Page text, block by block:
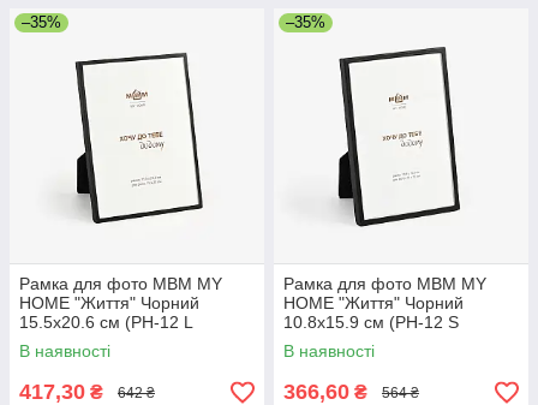
–35%
Рамка для фото МВМ MY
HOME "Життя" Чорний
15.5х20.6 см (PH-12 L
BLACK)
В наявності
417,30 ₴ 642 ₴
–35%
Рамка для фото МВМ MY
HOME "Життя" Чорний
10.8х15.9 см (PH-12 S
BLACK)
В наявності
366,60 ₴ 564 ₴